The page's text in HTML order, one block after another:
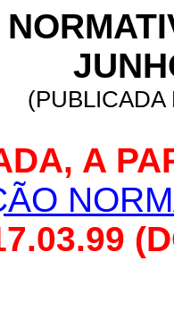
(PUBLICADA
A